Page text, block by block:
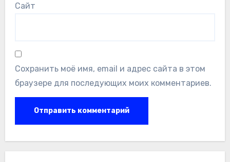
Сайт
Сохранить моё имя, email и адрес сайта в этом
браузере для последующих моих комментариев.